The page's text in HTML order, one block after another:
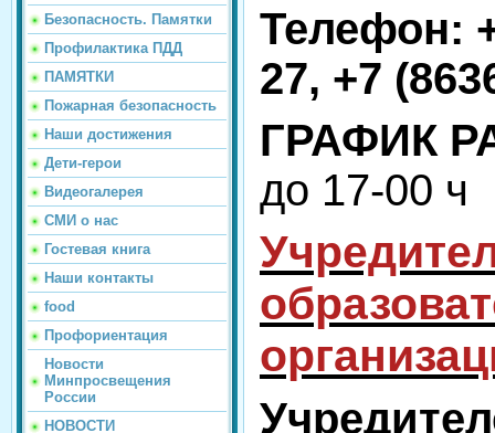
Безопасность. Памятки
Профилактика ПДД
ПАМЯТКИ
Пожарная безопасность
Наши достижения
Дети-герои
Видеогалерея
СМИ о нас
Гостевая книга
Наши контакты
food
Профориентация
Новости
Минпросвещения
России
НОВОСТИ
Телефон:
27, +7
ГРАФИК
до 17-00 ч